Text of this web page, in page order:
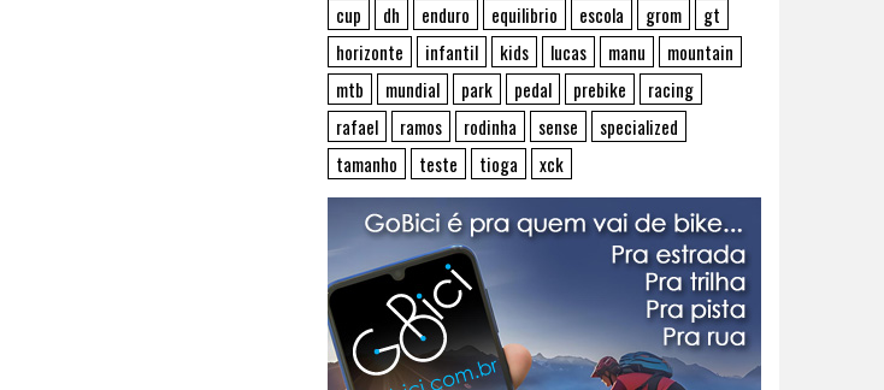
cup
dh enduro equilibrio escola grom
gt
horizonte
infantil kids lucas manu
mountain
mtb
mundial park pedal prebike
racing
rafael
ramos rodinha sense
specialized
tamanho
teste tioga xck